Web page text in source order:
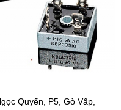
Quyến, P5, Gò Vấp,